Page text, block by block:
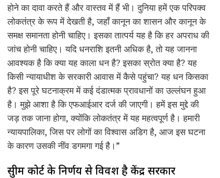
होने का दावा करते हैं और वास्तव में हैं भी। दुनिया हमें एक परिपक्व
लोकतंत्र के रूप में देखती है, जहाँ कानून का शासन और कानून के
समक्ष समानता होनी चाहिए। इसका तात्पर्य यह है कि हर अपराध की
जांच होनी चाहिए। यदि धनराशि इतनी अधिक है, तो यह जानना
आवश्यक है कि क्या यह काला धन है? इसका स्रोत क्या है? यह
किसी न्यायाधीश के सरकारी आवास में कैसे पहुंचा? यह धन किसका
है? इस पूरे घटनाक्रम में कई दंडात्मक प्रावधानों का उल्लंघन हुआ
है। मुझे आशा है कि एफआईआर दर्ज की जाएगी। हमें इस मुद्दे की
जड़ तक जाना होगा, क्योंकि लोकतंत्र में यह महत्वपूर्ण है। हमारी
न्यायपालिका, जिस पर लोगों का विश्वास अडिग है, आज इस घटना
के कारण उसकी नींव डगमगा गई है।”
सुप्रीम कोर्ट के निर्णय से विवश है केंद्र सरकार